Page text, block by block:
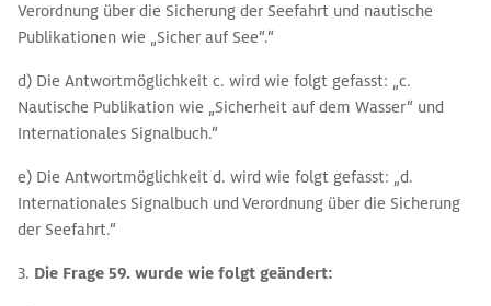
Verordnung über die Sicherung der Seefahrt und nautische
Publikationen wie „Sicher auf See“.“
d) Die Antwortmöglichkeit c. wird wie folgt gefasst: „c.
Nautische Publikation wie „Sicherheit auf dem Wasser“ und
Internationales Signalbuch.“
e) Die Antwortmöglichkeit d. wird wie folgt gefasst: „d.
Internationales Signalbuch und Verordnung über die Sicherung
der Seefahrt.“
3. Die Frage 59. wurde wie folgt geändert: